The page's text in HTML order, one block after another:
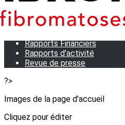
Qui sommes-nous?
Notre équipe
Rapports Financiers
Rapports d'activité
Revue de presse
?>
Images de la page d'accueil
Cliquez pour éditer